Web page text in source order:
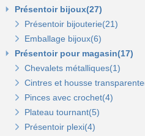
Présentoir bijoux(27)
Présentoir bijouterie(21)
Emballage bijoux(6)
Présentoir pour magasin(17)
Chevalets métalliques(1)
Cintres et housse
Pinces avec crochet(4)
Plateau tournant(5)
Présentoir plexi(4)